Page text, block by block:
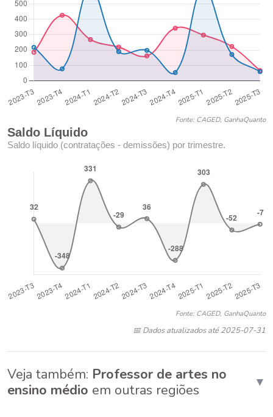
Fonte: CAGED, GanhaQuanto
Saldo Líquido
Saldo líquido (contratações - demissões) por trimestre.
Fonte: CAGED, GanhaQuanto
📅 Dados atualizados até 2025-07-31
Veja também: Professor de artes no
ensino médio em outras regiões ▼